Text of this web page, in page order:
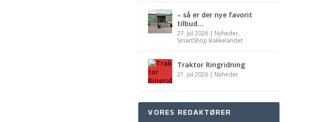
– så er der nye favorit
tilbud…
27. jul 2026 | Nyheder,
SmartShop Bakkelandet
Traktor Ringridning
21. jul 2026 | Nyheder
VORES REDAKTØRER